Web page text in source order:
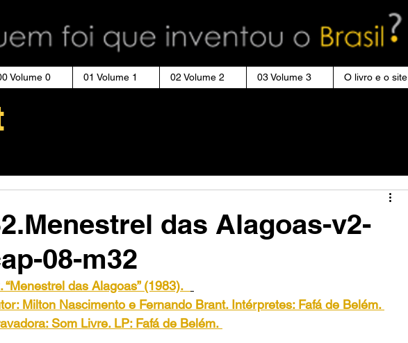
Volume 0 01 Volume 1 02 Volume 2 03 Volume 3 O livro e o site
das Alagoas-v2-
08-m32
“Menestrel das Alagoas” (1983).
Milton Nascimento e Fernando Brant. Intérpretes: Fafá de Belém.
Som Livre. LP: Fafá de Belém.